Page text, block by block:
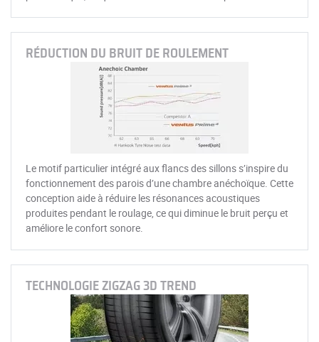
RÉDUCTION DU BRUIT DE ROULEMENT
Le motif particulier intégré aux flancs des sillons s’inspire du
fonctionnement des parois d’une chambre anéchoïque. Cette
conception aide à réduire les résonances acoustiques
produites pendant le roulage, ce qui diminue le bruit perçu et
améliore le confort sonore.
TECHNOLOGIE ZIGZAG 3D TREND